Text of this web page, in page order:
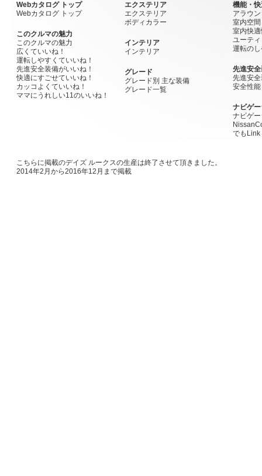
Webカタログ トップ
Webカタログ トップ
このクルマの魅力
このクルマの魅力
広くていいね！
運転しやすくていいね！
先進安全装備がいいね！
快適にすごせていいね！
カッコよくていいね！
ママにうれしい11のいいね！
エクステリア
エクステリア
ボディカラー
インテリア
インテリア
グレード
グレード別 主な装備
グレード一覧
機能・
アラウ
室内空間
室内快適
ユーテ
運転の
先進安
先進安
安全性能
ナビゲ
ナビゲ
でもLink
こちらに掲載のデイズ ルークスの生産は終了させて頂きました。
2014年2月から2016年12月まで掲載